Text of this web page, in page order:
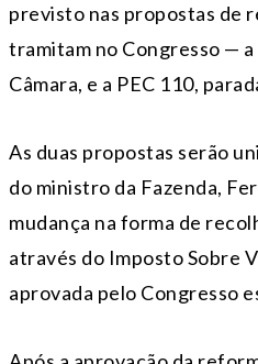
previsto nas propostas de
tramitam no Congresso — a
Câmara, e a PEC 110,
As duas propostas serão
do ministro da Fazenda,
mudança na forma de
através do Imposto Sobre
aprovada pelo Congresso